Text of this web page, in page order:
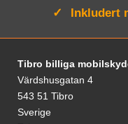
Aktiv:
Inkludert
Footer-innhold
Tibro billiga
Värdshusgatan 4
543 51 Tibro
Sverige